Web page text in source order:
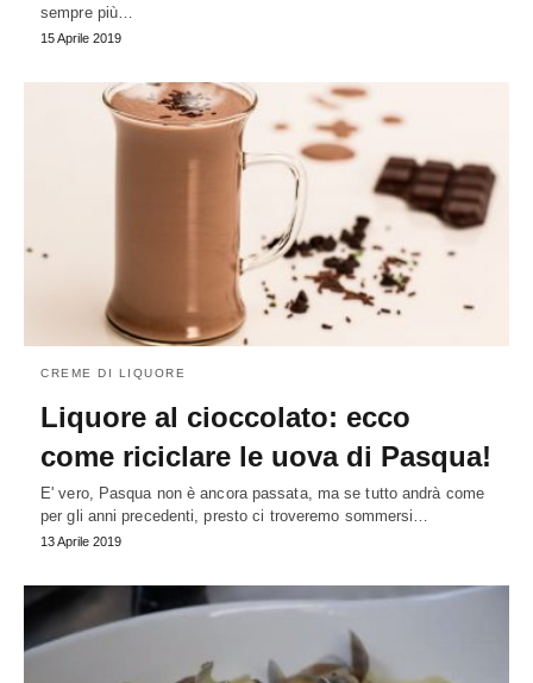
sempre più…
15 Aprile 2019
CREME DI LIQUORE
Liquore al cioccolato: ecco
come riciclare le uova di Pasqua!
E' vero, Pasqua non è ancora passata, ma se tutto andrà come
per gli anni precedenti, presto ci troveremo sommersi…
13 Aprile 2019